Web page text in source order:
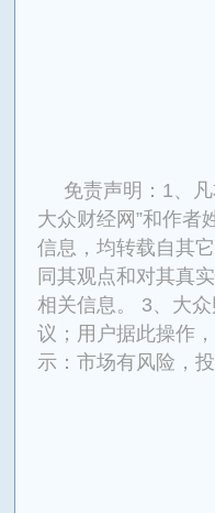
免责声明：1、
大众财经网”和作者
信息，均转载自其
同其观点和对其真
相关信息。 3、大
议；用户据此操作
示：市场有风险，